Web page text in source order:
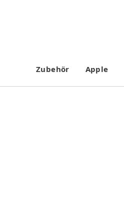
Zubehör Apple